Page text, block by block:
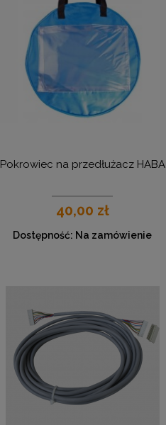
Pokrowiec na przedłużacz HABA
40,00 zł
Dostępność: Na zamówienie